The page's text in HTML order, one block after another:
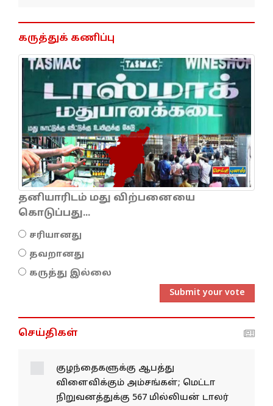
கருத்துக் கணிப்பு
தனியாரிடம் மது விற்பனையை
கொடுப்பது...
சரியானது
தவறானது
கருத்து இல்லை
Submit your vote
செய்திகள்
குழந்தைகளுக்கு ஆபத்து
விளைவிக்கும் அம்சங்கள்; மெட்டா
நிறுவனத்துக்கு 567 மில்லியன் டாலர்